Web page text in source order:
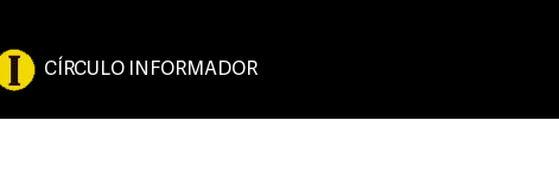
CÍRCULO INFORMADOR